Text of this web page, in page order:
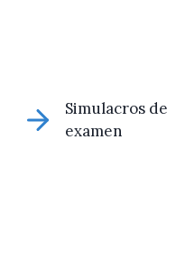
Simulacros de
examen